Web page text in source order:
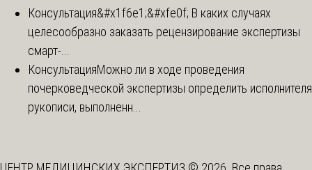
Консультация&#x1f6e1;&#xfe0f; В каких случаях
целесообразно заказать рецензирование экспертизы
смарт-...
КонсультацияМожно ли в ходе проведения
почерковедческой экспертизы определить исполнителя
рукописи, выполненн...